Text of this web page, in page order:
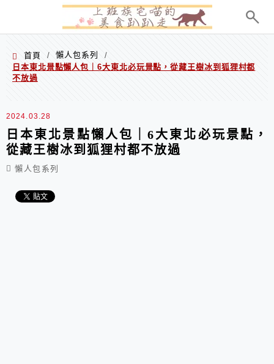
首頁 / 懶人包系列
/
日本東北景點懶人包｜6大東北必玩景點，從藏王樹冰到狐狸村都
不放過
2024.03.28
日本東北景點懶人包｜6大東北必玩景點，
從藏王樹冰到狐狸村都不放過
懶人包系列